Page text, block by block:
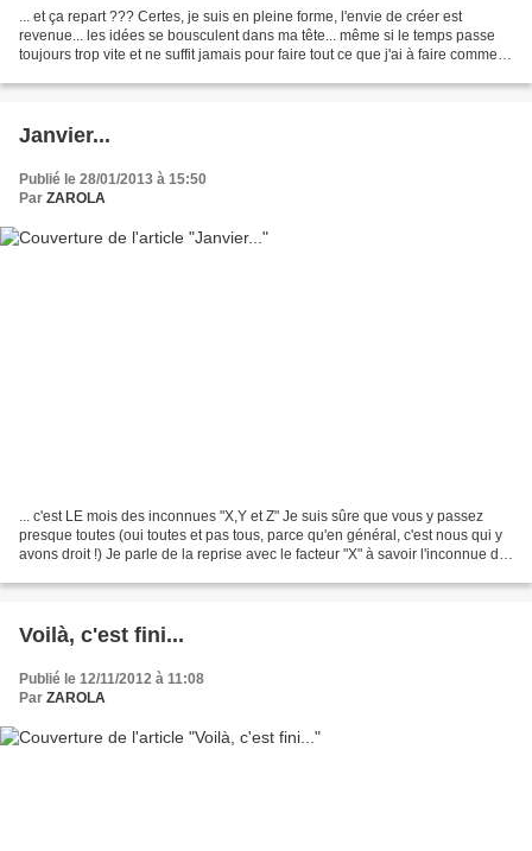
... et ça repart ??? Certes, je suis en pleine forme, l'envie de créer est
revenue... les idées se bousculent dans ma tête... même si le temps passe
toujours trop vite et ne suffit jamais pour faire tout ce que j'ai à faire comme
Janvier...
Publié le 28/01/2013 à 15:50
Par ZAROLA
... c'est LE mois des inconnues "X,Y et Z" Je suis sûre que vous y passez
presque toutes (oui toutes et pas tous, parce qu'en général, c'est nous qui y
avons droit !) Je parle de la reprise avec le facteur "X" à savoir l'inconnue du
Voilà, c'est fini...
Publié le 12/11/2012 à 11:08
Par ZAROLA